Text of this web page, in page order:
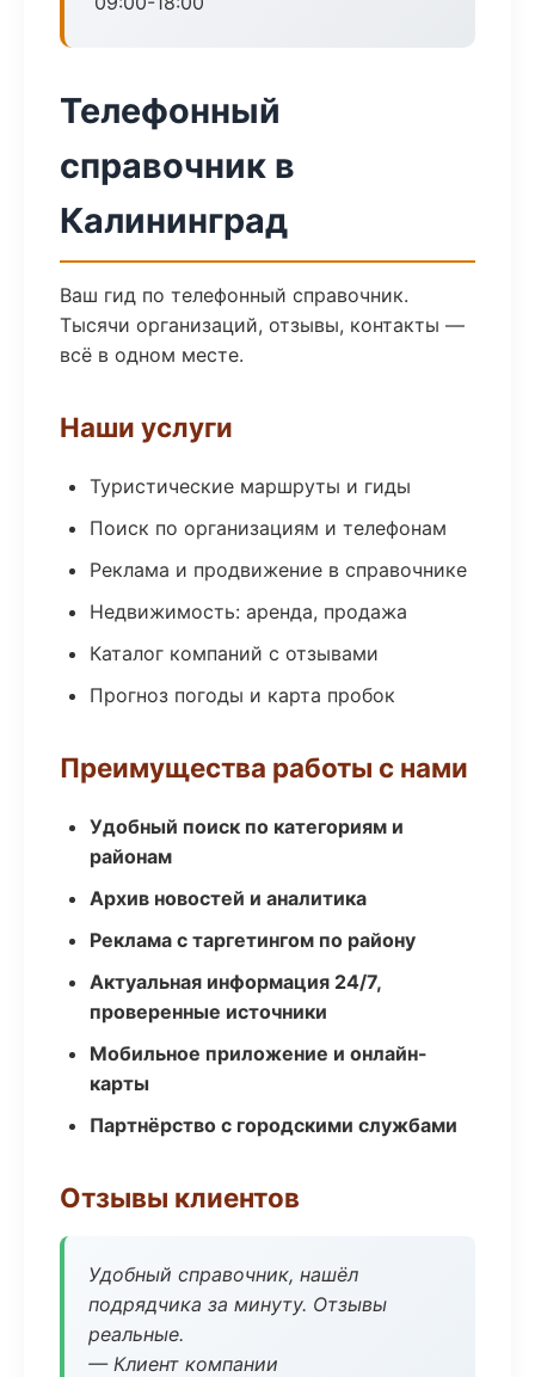
Телефонный
справочник в
Калининград
Ваш гид по телефонный справочник.
Тысячи организаций, отзывы, контакты —
всё в одном месте.
Наши услуги
Туристические маршруты и гиды
Поиск по организациям и телефонам
Реклама и продвижение в справочнике
Недвижимость: аренда, продажа
Каталог компаний с отзывами
Прогноз погоды и карта пробок
Преимущества работы с нами
Удобный поиск по категориям и
районам
Архив новостей и аналитика
Реклама с таргетингом по району
Актуальная информация 24/7,
проверенные источники
Мобильное приложение и онлайн-
карты
Партнёрство с городскими службами
Отзывы клиентов
Удобный справочник, нашёл
подрядчика за минуту. Отзывы
реальные.
— Клиент компании